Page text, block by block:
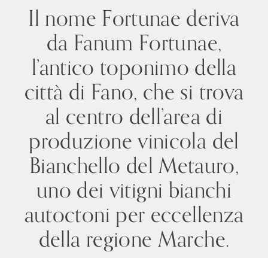
Il nome Fortunae deriva
da Fanum Fortunae,
l’antico toponimo della
città di Fano, che si trova
al centro dell’area di
produzione vinicola del
Bianchello del Metauro,
uno dei vitigni bianchi
autoctoni per eccellenza
della regione Marche.